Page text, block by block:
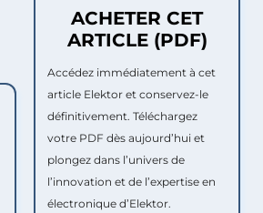
ACHETER CET
ARTICLE (PDF)
Accédez immédiatement à cet
article Elektor et conservez-le
définitivement. Téléchargez
votre PDF dès aujourd’hui et
plongez dans l’univers de
l’innovation et de l’expertise en
électronique d’Elektor.